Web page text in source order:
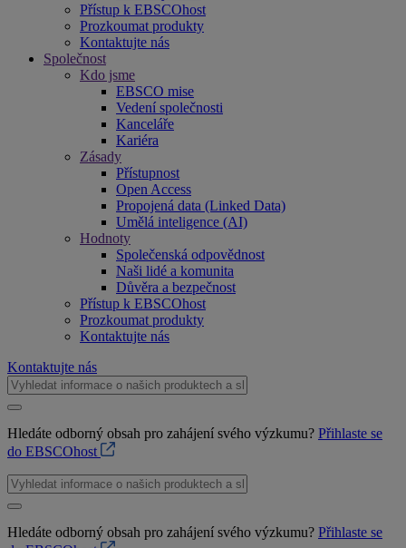
Přístup k EBSCOhost
Prozkoumat produkty
Kontaktujte nás
Společnost
Kdo jsme
EBSCO mise
Vedení společnosti
Kanceláře
Kariéra
Zásady
Přístupnost
Open Access
Propojená data (Linked Data)
Umělá inteligence (AI)
Hodnoty
Společenská odpovědnost
Naši lidé a komunita
Důvěra a bezpečnost
Přístup k EBSCOhost
Prozkoumat produkty
Kontaktujte nás
Kontaktujte nás
Hledáte odborný obsah pro zahájení svého výzkumu? Přihlaste se
do EBSCOhost
Hledáte odborný obsah pro zahájení svého výzkumu? Přihlaste se